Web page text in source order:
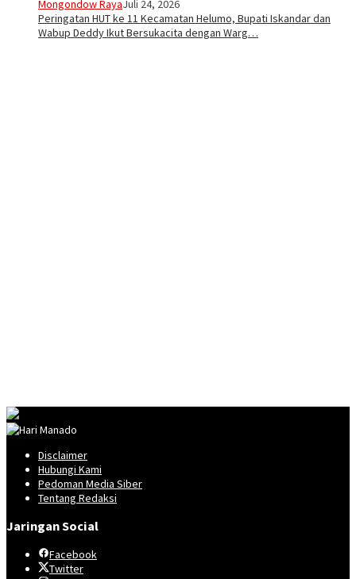
Mongondow RayaJuli 24, 2026
Peringatan HUT ke 11 Kecamatan Helumo, Bupati Iskandar dan
Wabup Deddy Ikut Bersukacita dengan Warg…
Disclaimer
Hubungi Kami
Pedoman Media Siber
Tentang Redaksi
Jaringan Social
Facebook
Twitter